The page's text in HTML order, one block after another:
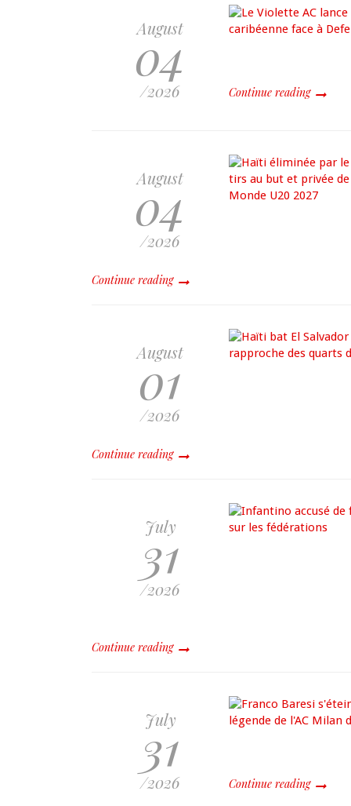
August
04
/2026 Continue reading
August
04
/2026
Continue reading
August
01
/2026
Continue reading
July
31
/2026
Continue reading
July
31
/2026 Continue reading